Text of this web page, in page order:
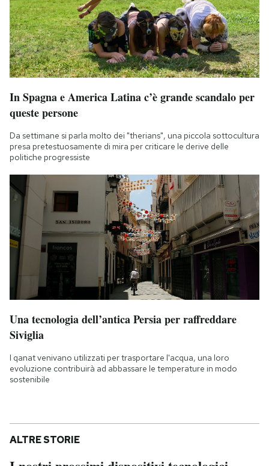
In Spagna e America Latina c’è grande scandalo per
queste persone
Da settimane si parla molto dei "therians", una piccola sottocultura
presa pretestuosamente di mira per criticare le derive delle
politiche progressiste
Una tecnologia dell’antica Persia per raffreddare
Siviglia
I qanat venivano utilizzati per trasportare l'acqua, una loro
evoluzione contribuirà ad abbassare le temperature in modo
sostenibile
ALTRE STORIE